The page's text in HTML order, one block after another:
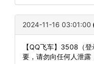
2024-11-16 03:01:00
【QQ飞车】3508（
要，请勿向任何人泄露